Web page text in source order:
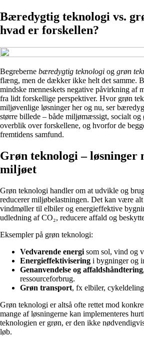
Bæredygtig teknologi vs.
hvad er forskellen?
Begreberne bæredygtig teknologi og grøn
flæng, men de dækker ikke helt det samme.
mindske menneskets negative påvirkning af
fra lidt forskellige perspektiver. Hvor grøn
miljøvenlige løsninger her og nu, ser
større billede – både miljømæssigt, socialt
overblik over forskellene, og hvorfor de
fremtidens samfund.
Grøn teknologi – løsninger
miljøet
Grøn teknologi handler om at udvikle og
reducerer miljøbelastningen. Det kan være
vindmøller til elbiler og energieffektive
udledning af CO₂, reducere affald og
Eksempler på grøn teknologi:
Vedvarende energi som sol, vind og
Energieffektivisering i bygninger og
Genanvendelse og affaldshåndtering
ressourceforbrug.
Grøn transport, fx elbiler,
Grøn teknologi er altså ofte rettet mod
mange af løsningerne kan implementeres
teknologien er grøn, er den ikke
løb.